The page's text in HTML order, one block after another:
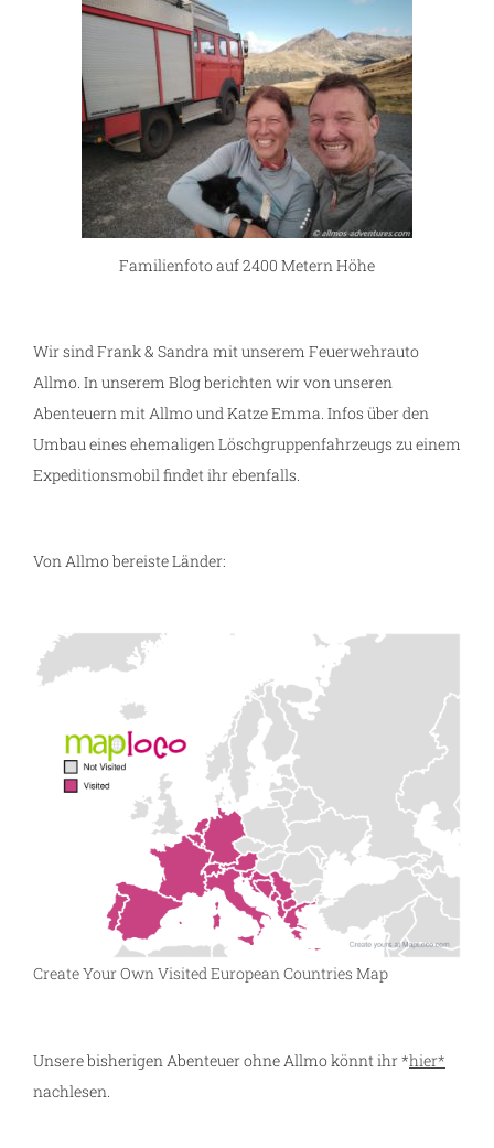
Familienfoto auf 2400 Metern Höhe
Wir sind Frank & Sandra mit unserem Feuerwehrauto
Allmo. In unserem Blog berichten wir von unseren
Abenteuern mit Allmo und Katze Emma. Infos über den
Umbau eines ehemaligen Löschgruppenfahrzeugs zu einem
Expeditionsmobil findet ihr ebenfalls.
Von Allmo bereiste Länder:
Create Your Own Visited European Countries Map
Unsere bisherigen Abenteuer ohne Allmo könnt ihr *hier*
nachlesen.